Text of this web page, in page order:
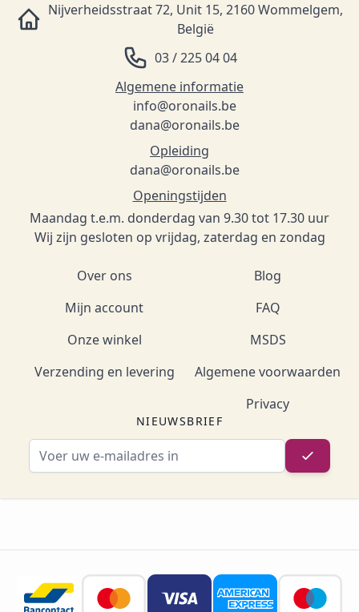
Nijverheidsstraat 72, Unit 15, 2160 Wommelgem,
België
03 / 225 04 04
Algemene informatie
info@oronails.be
dana@oronails.be
Opleiding
dana@oronails.be
Openingstijden
Maandag t.e.m. donderdag van 9.30 tot 17.30 uur
Wij zijn gesloten op vrijdag, zaterdag en zondag
Over ons
Mijn account
Onze winkel
Verzending en levering
Blog
FAQ
MSDS
Algemene voorwaarden
Privacy
NIEUWSBRIEF